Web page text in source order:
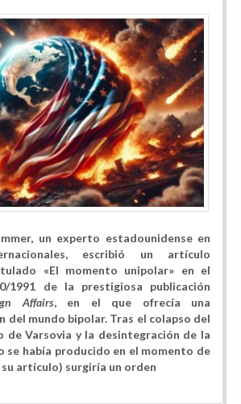
un experto estadounidense en
escribió un artículo
«El momento unipolar» en el
1991 de la prestigiosa publicación
Affairs, en el que ofrecía una
del mundo bipolar. Tras el colapso del
de Varsovia y la desintegración de la
se había producido en el momento de
artículo) surgiría un orden